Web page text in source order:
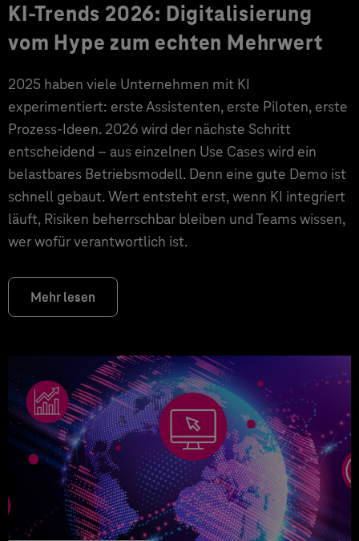
KI-Trends 2026: Digitalisierung
vom Hype zum echten Mehrwert
2025 haben viele Unternehmen mit KI
experimentiert: erste Assistenten, erste Piloten, erste
Prozess-Ideen. 2026 wird der nächste Schritt
entscheidend – aus einzelnen Use Cases wird ein
belastbares Betriebsmodell. Denn eine gute Demo ist
schnell gebaut. Wert entsteht erst, wenn KI integriert
läuft, Risiken beherrschbar bleiben und Teams wissen,
wer wofür verantwortlich ist.
Mehr lesen